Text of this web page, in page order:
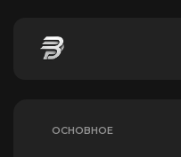
ОСНОВНОЕ